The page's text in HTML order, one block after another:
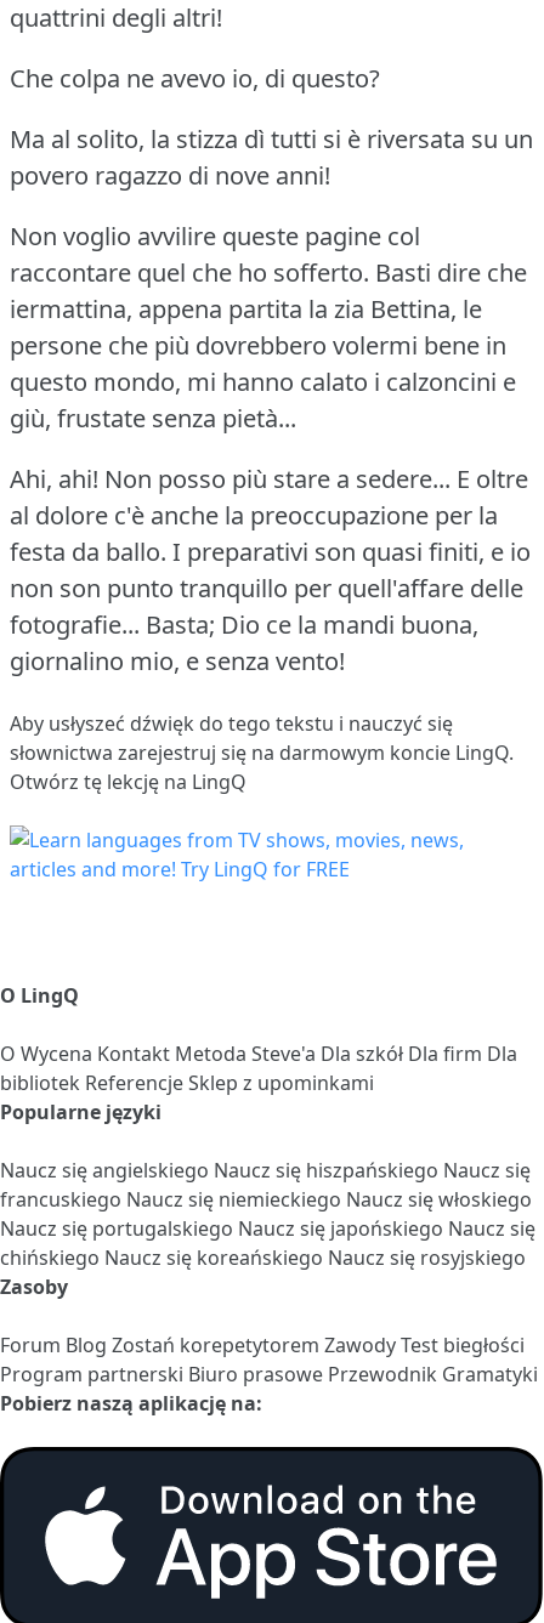
quattrini degli altri!
Che colpa ne avevo io, di questo?
Ma al solito, la stizza dì tutti si è riversata su un
povero ragazzo di nove anni!
Non voglio avvilire queste pagine col
raccontare quel che ho sofferto. Basti dire che
iermattina, appena partita la zia Bettina, le
persone che più dovrebbero volermi bene in
questo mondo, mi hanno calato i calzoncini e
giù, frustate senza pietà...
Ahi, ahi! Non posso più stare a sedere... E oltre
al dolore c'è anche la preoccupazione per la
festa da ballo. I preparativi son quasi finiti, e io
non son punto tranquillo per quell'affare delle
fotografie... Basta; Dio ce la mandi buona,
giornalino mio, e senza vento!
Aby usłyszeć dźwięk do tego tekstu i nauczyć się
słownictwa zarejestruj się na darmowym koncie LingQ.
Otwórz tę lekcję na LingQ
O LingQ
O Wycena Kontakt Metoda Steve'a Dla szkół Dla firm Dla
bibliotek ReferencjeSklep z upominkami
Popularne języki
Naucz się angielskiego Naucz się hiszpańskiego Naucz się
francuskiego Naucz się niemieckiego Naucz się włoskiego
Naucz się portugalskiego Naucz się japońskiego Naucz się
chińskiego Naucz się koreańskiego Naucz się rosyjskiego
Zasoby
Forum Blog Zostań korepetytorem ZawodyTest biegłości
Program partnerski Biuro prasowe Przewodnik Gramatyki
Pobierz naszą aplikację na: